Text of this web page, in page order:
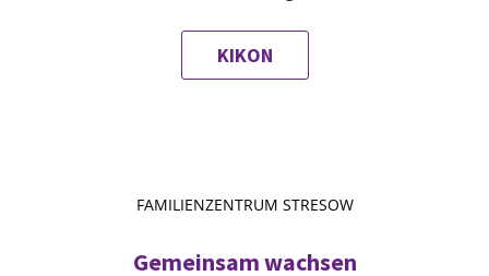
KIKON
FAMILIENZENTRUM STRESOW
Gemeinsam wachsen